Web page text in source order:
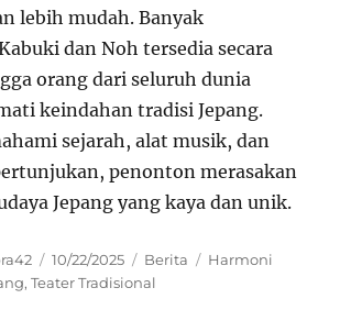
lebih mudah. Banyak
dan Noh tersedia secara
orang dari seluruh dunia
keindahan tradisi Jepang.
sejarah, alat musik, dan
penonton merasakan
Jepang yang kaya dan unik.
Posted
on
10/22/2025 Categories
Berita Tags
Harmoni
,Teater Tradisional